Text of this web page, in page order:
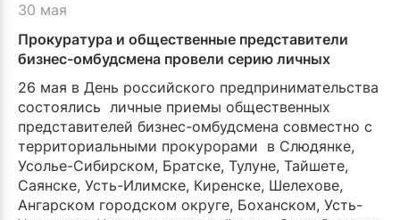
30 мая
Прокуратура и общественные представители
бизнес-омбудсмена провели серию личных
приемов
26 мая в День российского предпринимательства
состоялись личные приемы общественных
представителей бизнес-омбудсмена совместно с
территориальными прокурорами в Слюдянке,
Усолье-Сибирском, Братске, Тулуне, Тайшете,
Саянске, Усть-Илимске, Киренске, Шелехове,
Ангарском городском округе, Боханском, Усть-